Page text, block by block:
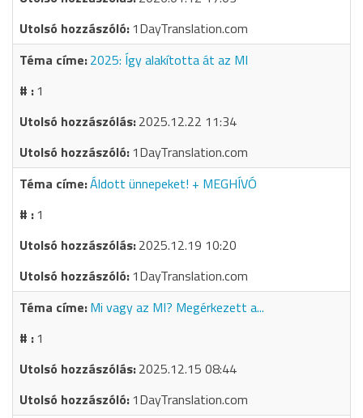
1DayTranslation.com
2025: Így alakította át az MI
1
2025.12.22 11:34
1DayTranslation.com
Áldott ünnepeket! + MEGHÍVÓ
1
2025.12.19 10:20
1DayTranslation.com
Mi vagy az MI? Megérkezett a...
1
2025.12.15 08:44
1DayTranslation.com